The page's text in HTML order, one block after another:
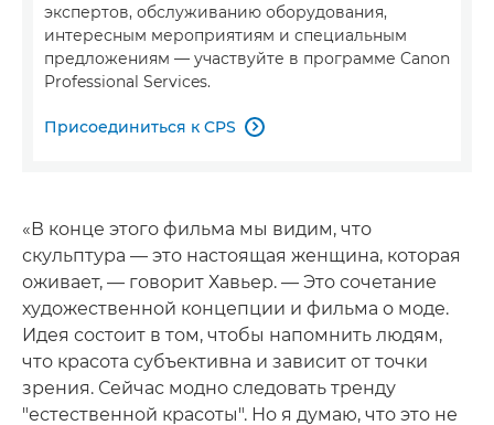
экспертов, обслуживанию оборудования,
интересным мероприятиям и специальным
предложениям — участвуйте в программе Canon
Professional Services.
Присоединиться к CPS 
«В конце этого фильма мы видим, что
скульптура — это настоящая женщина, которая
оживает, — говорит Хавьер. — Это сочетание
художественной концепции и фильма о моде.
Идея состоит в том, чтобы напомнить людям,
что красота субъективна и зависит от точки
зрения. Сейчас модно следовать тренду
"естественной красоты". Но я думаю, что это не